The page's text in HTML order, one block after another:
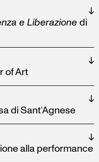
↓
e Liberazionedi
↓
of Art
↓
di Sant’Agnese
↓
alla performance